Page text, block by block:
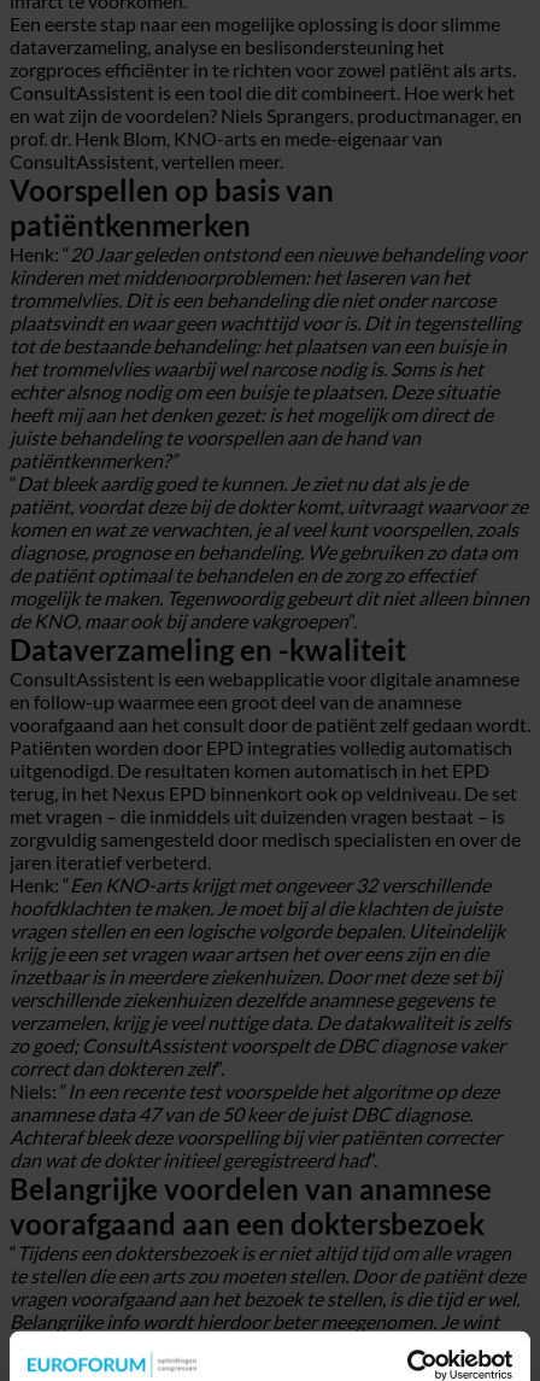
Een eerste stap naar een mogelijke oplossing is door slimme
dataverzameling, analyse en beslisondersteuning het
zorgproces efficiënter in te richten voor zowel patiënt als arts.
ConsultAssistent is een tool die dit combineert. Hoe werk het
en wat zijn de voordelen? Niels Sprangers, productmanager, en
prof. dr. Henk Blom, KNO-arts en mede-eigenaar van
ConsultAssistent, vertellen meer.
Voorspellen op basis van
patiëntkenmerken
Henk: “20 Jaar geleden ontstond een nieuwe behandeling voor
kinderen met middenoorproblemen: het laseren van het
trommelvlies. Dit is een behandeling die niet onder narcose
plaatsvindt en waar geen wachttijd voor is. Dit in tegenstelling
tot de bestaande behandeling: het plaatsen van een buisje in
het trommelvlies waarbij wel narcose nodig is. Soms is het
echter alsnog nodig om een buisje te plaatsen. Deze situatie
heeft mij aan het denken gezet: is het mogelijk om direct de
juiste behandeling te voorspellen aan de hand van
patiëntkenmerken?”
“Dat bleek aardig goed te kunnen. Je ziet nu dat als je de
patiënt, voordat deze bij de dokter komt, uitvraagt waarvoor ze
komen en wat ze verwachten, je al veel kunt voorspellen, zoals
diagnose, prognose en behandeling. We gebruiken zo data om
de patiënt optimaal te behandelen en de zorg zo effectief
mogelijk te maken. Tegenwoordig gebeurt dit niet alleen binnen
de KNO, maar ook bij andere vakgroepen”.
Dataverzameling en -kwaliteit
ConsultAssistent is een webapplicatie voor digitale anamnese
en follow-up waarmee een groot deel van de anamnese
voorafgaand aan het consult door de patiënt zelf gedaan wordt.
Patiënten worden door EPD integraties volledig automatisch
uitgenodigd. De resultaten komen automatisch in het EPD
terug, in het Nexus EPD binnenkort ook op veldniveau. De set
met vragen – die inmiddels uit duizenden vragen bestaat – is
zorgvuldig samengesteld door medisch specialisten en over de
jaren iteratief verbeterd.
Henk: “Een KNO-arts krijgt met ongeveer 32 verschillende
hoofdklachten te maken. Je moet bij al die klachten de juiste
vragen stellen en een logische volgorde bepalen. Uiteindelijk
krijg je een set vragen waar artsen het over eens zijn en die
inzetbaar is in meerdere ziekenhuizen. Door met deze set bij
verschillende ziekenhuizen dezelfde anamnese gegevens te
verzamelen, krijg je veel nuttige data. De datakwaliteit is zelfs
zo goed; ConsultAssistent voorspelt de DBC diagnose vaker
correct dan dokteren zelf”.
Niels: “In een recente test voorspelde het algoritme op deze
anamnese data 47 van de 50 keer de juist DBC diagnose.
Achteraf bleek deze voorspelling bij vier patiënten correcter
dan wat de dokter initieel geregistreerd had”.
Belangrijke voordelen van anamnese
voorafgaand aan een doktersbezoek
“ Tijdens een doktersbezoek is er niet altijd tijd om alle vragen
te stellen die een arts zou moeten stellen. Door de patiënt deze
vragen voorafgaand aan het bezoek te stellen, is die tijd er wel.
Belangrijke info wordt hierdoor beter meegenomen. Je wint
daarnaast tijd tijdens het daadwerkelijke consult, omdat
bepaalde standaardzaken, zoals medische historie, al bekend